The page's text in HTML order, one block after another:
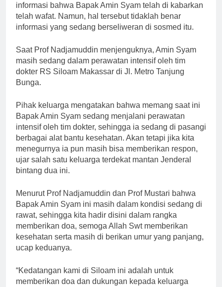
informasi bahwa Bapak Amin Syam telah di kabarkan
telah wafat. Namun, hal tersebut tidaklah benar
informasi yang sedang berseliweran di sosmed itu.
Saat Prof Nadjamuddin menjenguknya, Amin Syam
masih sedang dalam perawatan intensif oleh tim
dokter RS Siloam Makassar di Jl. Metro Tanjung
Bunga.
Pihak keluarga mengatakan bahwa memang saat ini
Bapak Amin Syam sedang menjalani perawatan
intensif oleh tim dokter, sehingga ia sedang di pasangi
berbagai alat bantu kesehatan. Akan tetapi jika kita
menegurnya ia pun masih bisa memberikan respon,
ujar salah satu keluarga terdekat mantan Jenderal
bintang dua ini.
Menurut Prof Nadjamuddin dan Prof Mustari bahwa
Bapak Amin Syam ini masih dalam kondisi sedang di
rawat, sehingga kita hadir disini dalam rangka
memberikan doa, semoga Allah Swt memberikan
kesehatan serta masih di berikan umur yang panjang,
ucap keduanya.
“Kedatangan kami di Siloam ini adalah untuk
memberikan doa dan dukungan kepada keluarga